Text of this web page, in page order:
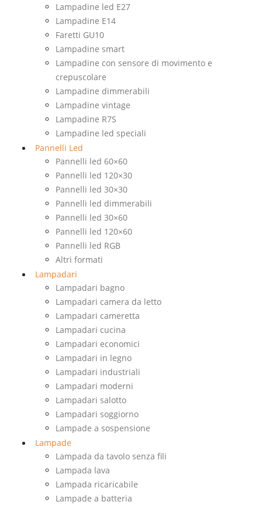
Lampadine led E27
Lampadine E14
Faretti GU10
Lampadine smart
Lampadine con sensore di movimento e
crepuscolare
Lampadine dimmerabili
Lampadine vintage
Lampadine R7S
Lampadine led speciali
Pannelli Led
Pannelli led 60×60
Pannelli led 120×30
Pannelli led 30×30
Pannelli led dimmerabili
Pannelli led 30×60
Pannelli led 120×60
Pannelli led RGB
Altri formati
Lampadari
Lampadari bagno
Lampadari camera da letto
Lampadari cameretta
Lampadari cucina
Lampadari economici
Lampadari in legno
Lampadari industriali
Lampadari moderni
Lampadari salotto
Lampadari soggiorno
Lampade a sospensione
Lampade
Lampada da tavolo senza fili
Lampada lava
Lampada ricaricabile
Lampade a batteria